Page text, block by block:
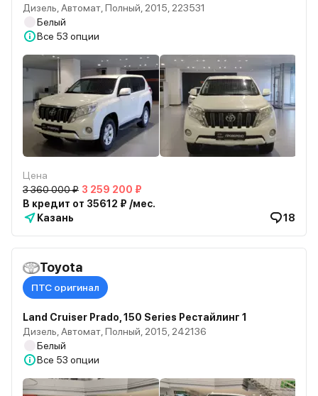
Дизель, Автомат, Полный, 2015, 223531
Белый
Все 53 опции
Цена
3 360 000 ₽ 3 259 200 ₽
В кредит от 35612 ₽ /мес.
Казань
18
Toyota
ПТС оригинал
Land Cruiser Prado, 150 Series Рестайлинг 1
Дизель, Автомат, Полный, 2015, 242136
Белый
Все 53 опции